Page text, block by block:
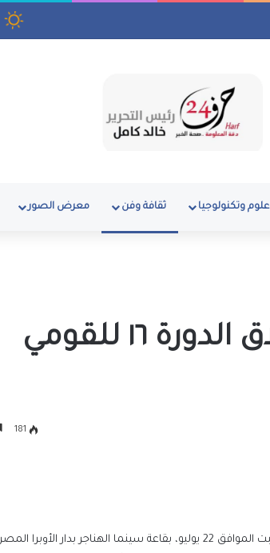
علوم وتكنولوجيا ثقافة وفن معرض الصور
السبت 22 يوليو .. مؤتمر إطلاق الدورة ١٦ للقومي
181
يعقد المهرجان القومي للمسرح المصري مؤتمرا صحفيا في السادسة مساء السبت الموافق 22 يوليو، بقاعة سينما